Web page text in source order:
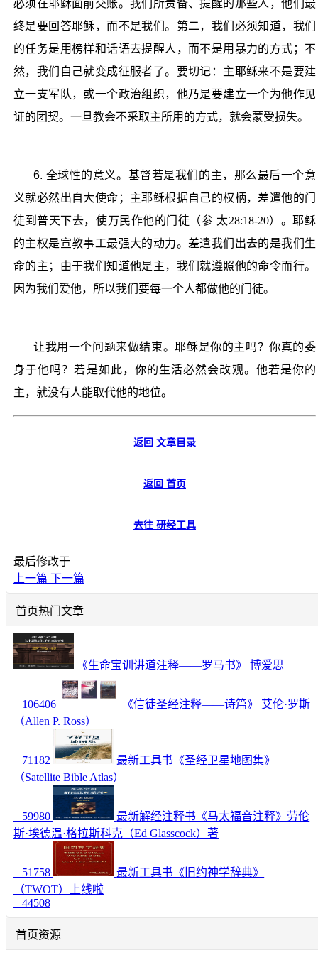
必须在耶稣面前交账。我们所责备、提醒的那些人，他们最
终是要回答耶稣，而不是我们。第二，我们必须知道，我们
的任务是用榜样和话语去提醒人，而不是用暴力的方式；不
然，我们自己就变成征服者了。要切记：主耶稣来不是要建
立一支军队，或一个政治组织，他乃是要建立一个为他作见
证的团契。一旦教会不采取主所用的方式，就会蒙受损失。
6. 全球性的意义。 基督若是我们的主，那么最后一个意
义就必然出自大使命；主耶稣根据自己的权柄，差遣他的门
徒到普天下去，使万民作他的门徒（参 太28:18-20）。耶稣
的主权是宣教事工最强大的动力。差遣我们出去的是我们生
命的主；由于我们知道他是主，我们就遵照他的命令而行。
因为我们爱他，所以我们要每一个人都做他的门徒。
让我用一个问题来做结束。耶稣是你的主吗？你真的委
身于他吗？若是如此，你的生活必然会改观。他若是你的
主，就没有人能取代他的地位。
返回 文章目录
返回 首页
去往 研经工具
最后修改于
上一篇 下一篇
首页热门文章
《生命宝训讲道注释——罗马书》 博爱思
106406
《信徒圣经注释——诗篇》 艾伦·罗斯
（Allen P. Ross）
71182
最新工具书《圣经卫星地图集》
（Satellite Bible Atlas）
59980
最新解经注释书《马太福音注释》劳伦
斯·埃德温·格拉斯科克（Ed Glasscock）著
51758
最新工具书《旧约神学辞典》
（TWOT）上线啦
44508
首页资源